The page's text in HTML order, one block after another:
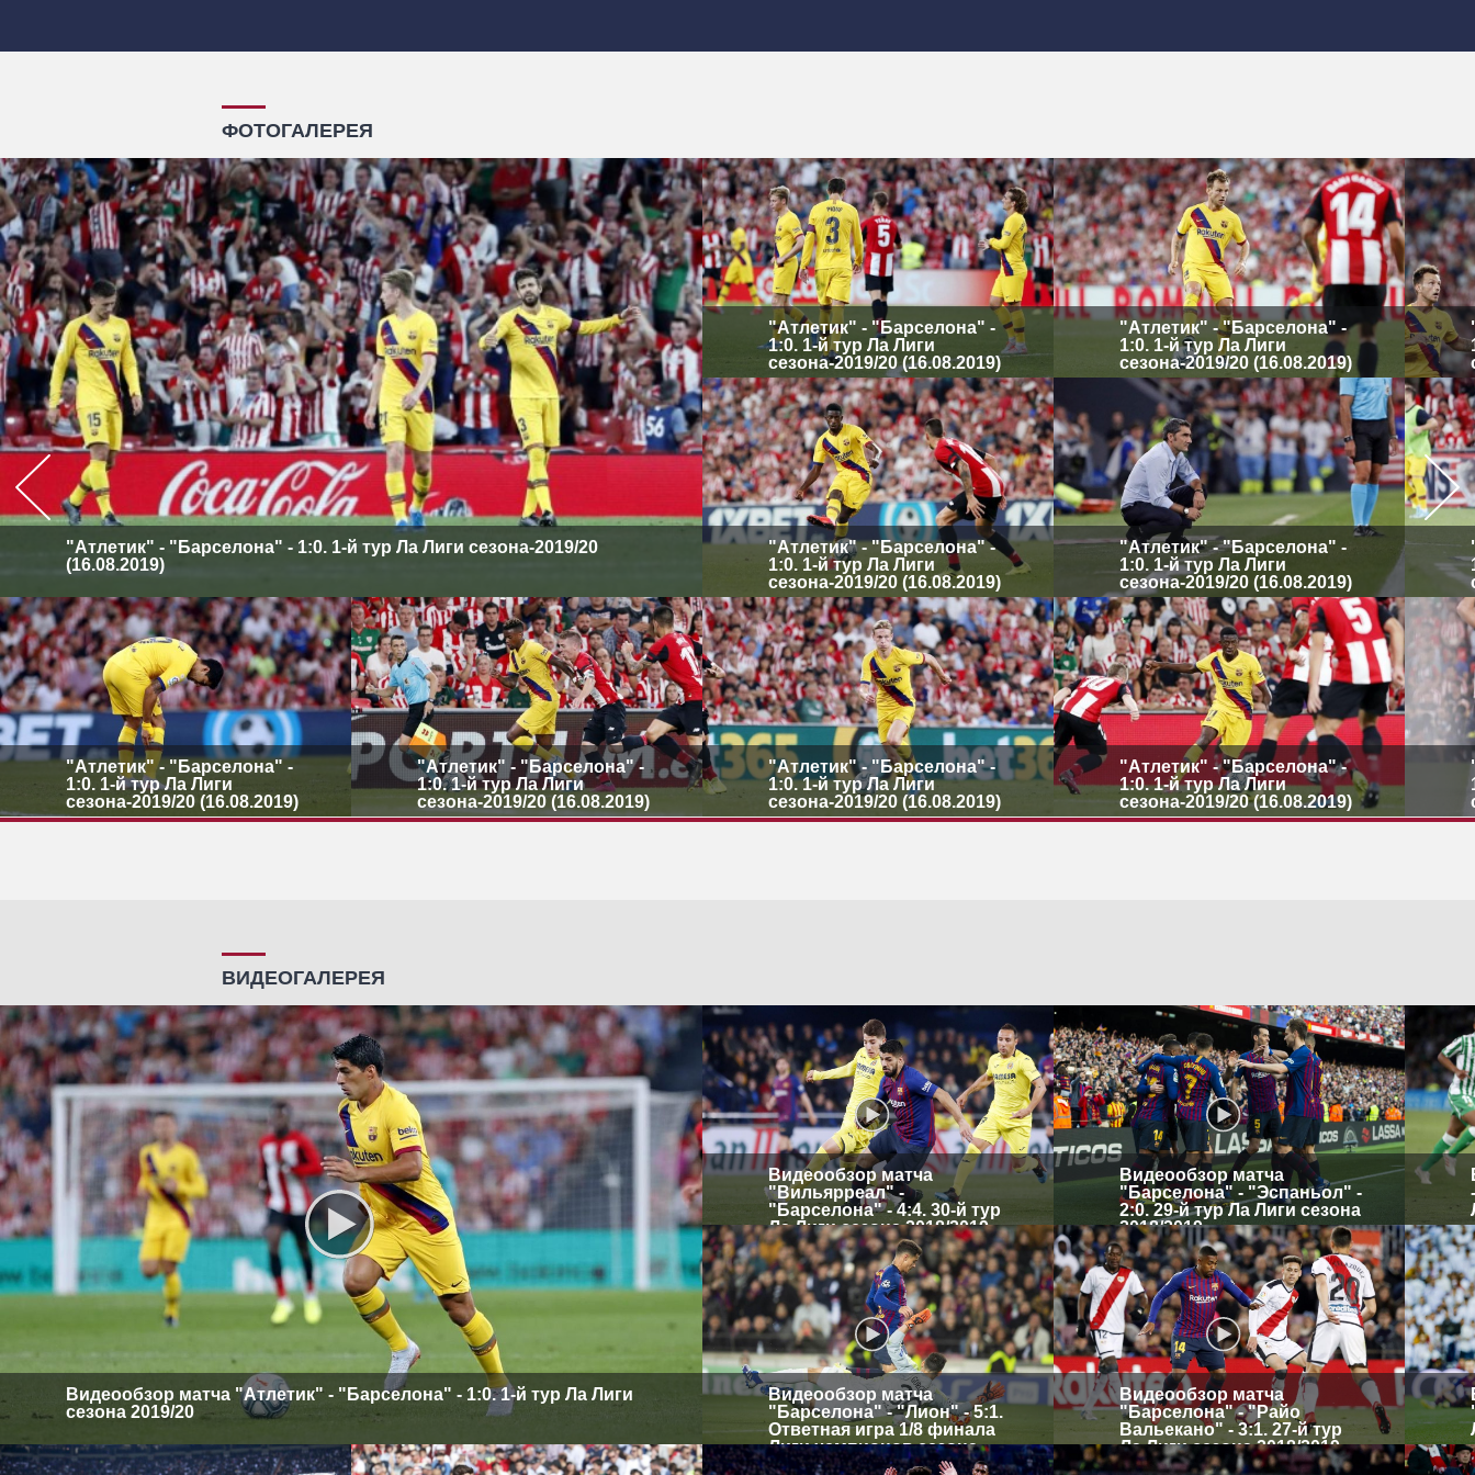
ФОТОГАЛЕРЕЯ
"Атлетик" - "Барселона" - 1:0. 1-й тур Ла Лиги сезона-2019/20
(16.08.2019)
"Атлетик" - "Барселона" -
1:0. 1-й тур Ла Лиги
сезона-2019/20 (16.08.2019)
"Атлетик" - "Барселона" -
1:0. 1-й тур Ла Лиги
сезона-2019/20 (16.08.2019)
"Атлетик" - "Барселона" -
1:0. 1-й тур Ла Лиги
сезона-2019/20 (16.08.2019)
"Атлетик" - "Барселона" -
1:0. 1-й тур Ла Лиги
сезона-2019/20 (16.08.2019)
"Атлетик" - "Барселона" -
1:0. 1-й тур Ла Лиги
сезона-2019/20 (16.08.2019)
"Атлетик" - "Барселона" -
1:0. 1-й тур Ла Лиги
сезона-2019/20 (16.08.2019)
"Атлетик" - "Барселона" -
1:0. 1-й тур Ла Лиги
сезона-2019/20 (16.08.2019)
"Атлетик" - "Барселона" -
1:0. 1-й тур Ла Лиги
сезона-2019/20 (16.08.2019)
ВИДЕОГАЛЕРЕЯ
Видеообзор матча "Атлетик" - "Барселона" - 1:0. 1-й тур Ла Лиги
сезона 2019/20
Видеообзор матча
"Вильярреал" -
"Барселона" - 4:4. 30-й тур
Ла Лиги сезона 2018/2019
Видеообзор матча
"Барселона" - "Эспаньол" -
2:0. 29-й тур Ла Лиги сезона
2018/2019
Видеообзор матча
"Барселона" - "Лион" - 5:1.
Ответная игра 1/8 финала
Лиги чемпионов сезона
2018/2019
Видеообзор матча
"Барселона" - "Райо
Вальекано" - 3:1. 27-й тур
Ла Лиги сезона 2018/2019